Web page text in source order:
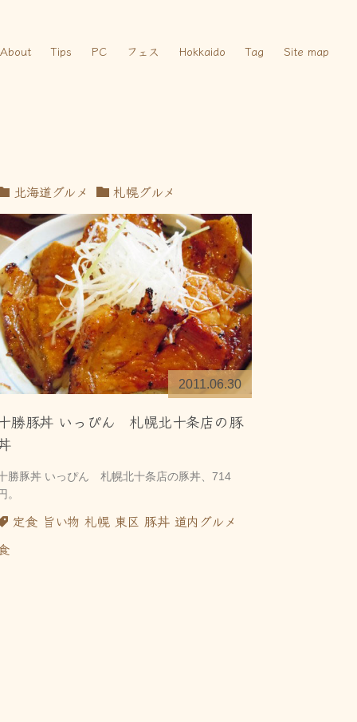
About Tips PC フェス Hokkaido Tag Site map
北海道グルメ 札幌グルメ
2011.06.30
勝豚丼 いっぴん 札幌北十条店の豚
勝豚丼 いっぴん 札幌北十条店の豚丼、714
。
定食 旨い物 札幌 東区 豚丼 道内グルメ